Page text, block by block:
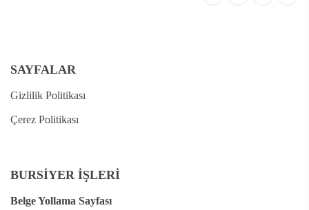
SAYFALAR
Gizlilik Politikası
Çerez Politikası
BURSİYER İŞLERİ
Belge Yollama Sayfası